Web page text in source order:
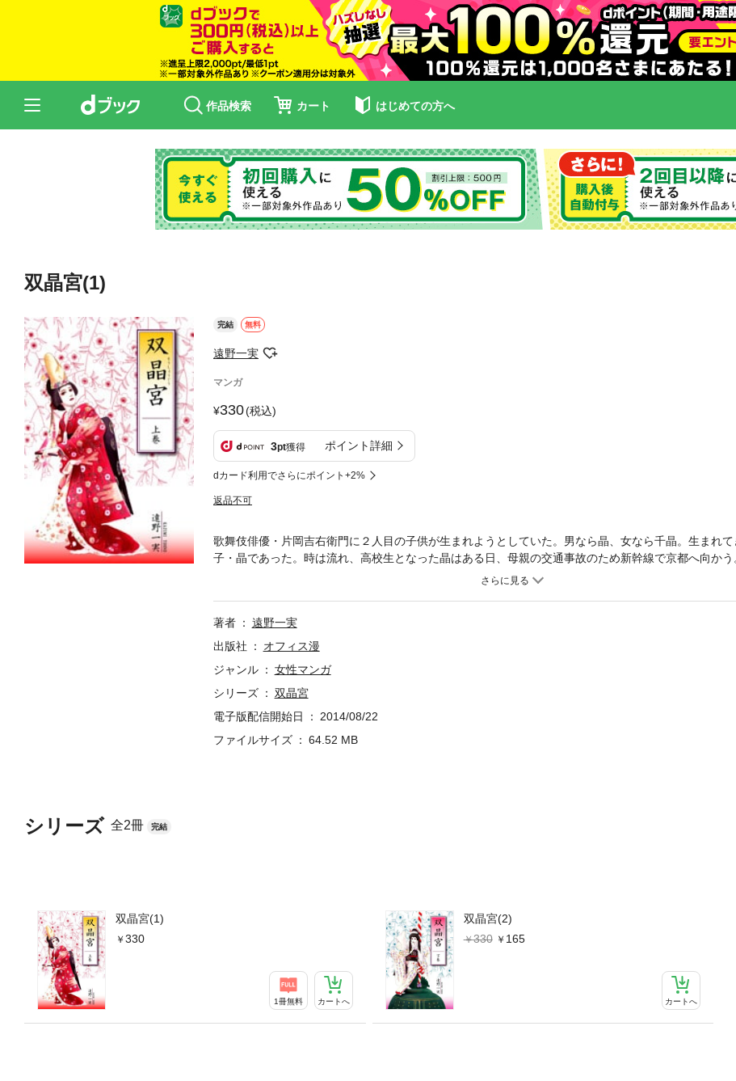
作品検索 カート はじめての方へ
双晶宮(1)
完結 無料
遠野一実
マンガ
330(税込)
3pt獲得 ポイント詳細
dカード利用でさらにポイント+2%
返品不可
シリーズ 全2冊 完結
双晶宮(1)
330
1冊無料 カートへ
双晶宮(2)
330
165
カートへ
歌舞伎俳優・片岡吉右衛門に２人目の子供が生まれようとしていた。男なら晶、女なら千晶。生まれ
子・晶であった。時は流れ、高校生となった晶はある日、母親の交通事故のため新幹線で京都へ向かう
新幹線事故に遭遇し、意識を失う。意識がもうろうとする中、聞いた懐かしい声。「死なれちゃこまる
れ）」が存在していたのだった。母親の病室で知らされた衝撃の事実。晶とともに生まれてくるはずで
女の子、千晶。晶の中に千晶がいる！？ 次第に表に出てくるようになった千晶。彼女の目的は果
作、第１巻（全２巻）。
著者
遠野一実
出版社
オフィス漫
ジャンル
女性マンガ
シリーズ
双晶宮
電子版配信開始日
2014/08/22
ファイルサイズ
64.52 MB